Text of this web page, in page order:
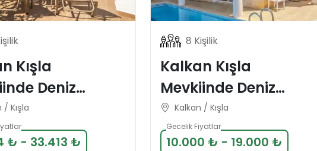
Kışla
Deniz
6 Kişilik
/ Kışla
₺ - 33.413 ₺
8 Kişilik
Kalkan Kışla
Mevkiinde Deniz
Manzaralı 8 Kişilik
Tatil Villası
Kalkan / Kışla
Gecelik Fiyatlar
10.000 ₺ - 19.000 ₺